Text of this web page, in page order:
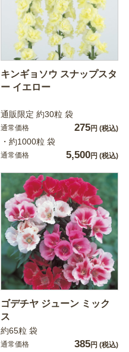
キンギョソウ スナップスタ
ー イエロー
通販限定 約30粒 袋
通常価格 275円 (税込)
・約1000粒 袋
通常価格 5,500円 (税込)
ゴデチヤ ジューン ミック
ス
約65粒 袋
通常価格 385円 (税込)